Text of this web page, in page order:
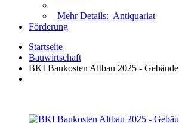
Mehr Details: Antiquariat
Förderung
Startseite
Bauwirtschaft
BKI Baukosten Altbau 2025 - Gebäude